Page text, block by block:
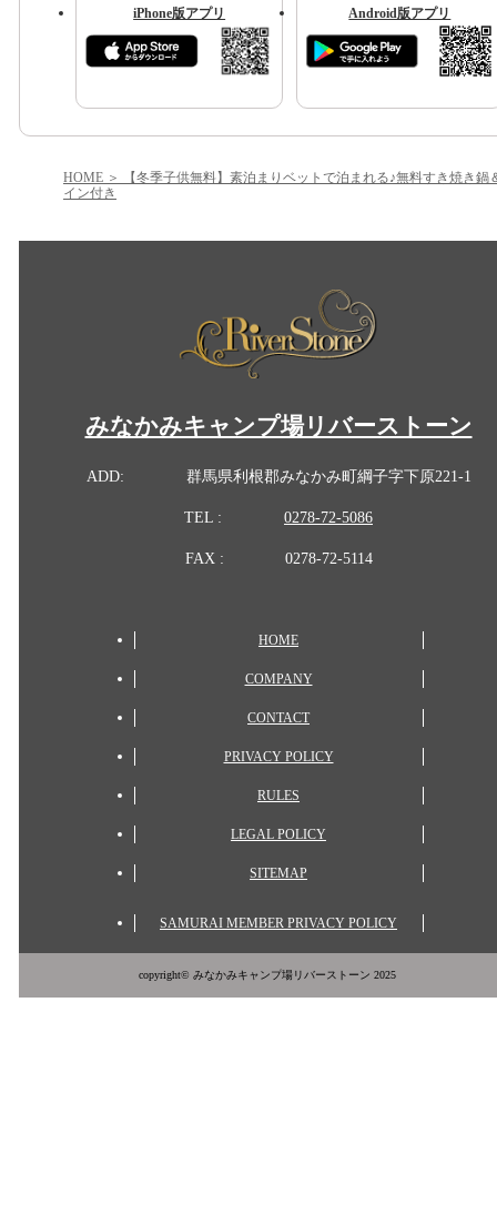
iPhone版アプリ Android版アプリ
HOME
【冬季子供無料】素泊まりベットで泊まれる♪無料すき焼き鍋
イン付き
みなかみキャンプ場リバーストーン
ADD: 群馬県利根郡みなかみ町綱子字下原221-1
TEL : 0278-72-5086
FAX : 0278-72-5114
HOME
COMPANY
CONTACT
PRIVACY POLICY
RULES
LEGAL POLICY
SITEMAP
SAMURAI MEMBER PRIVACY POLICY
copyright© みなかみキャンプ場リバーストーン 2025